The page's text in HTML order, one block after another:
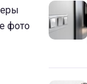
фото